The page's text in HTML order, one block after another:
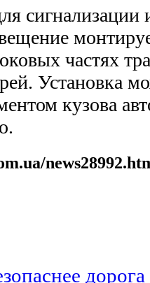
сигнализации
частях
Установка
кузова
дорога